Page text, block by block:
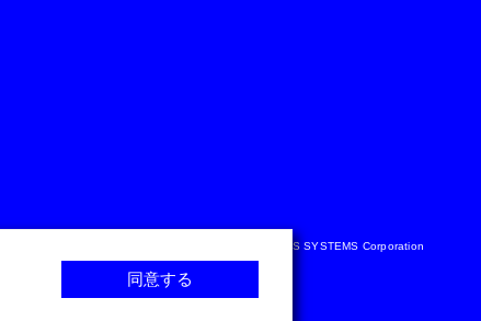
Copyright © NTT DATA BUSINESS SYSTEMS Corporation
同意する